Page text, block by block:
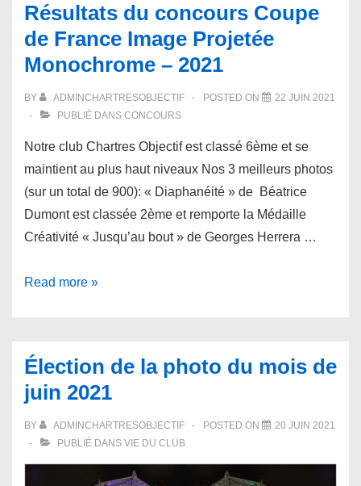
2
Papier
Monochrome
Résultats du concours Coupe
de France Image Projetée
Monochrome – 2021
BY ADMINCHARTRESOBJECTIF POSTED ON
22 JUIN 2021
PUBLIÉ DANS CONCOURS
Notre club Chartres Objectif est classé 6ème et se
maintient au plus haut niveaux Nos 3 meilleurs photos
(sur un total de 900): « Diaphanéité » de Béatrice
Dumont est classée 2ème et remporte la Médaille
Créativité « Jusqu’au bout » de Georges Herrera …
Résultats
de
France
Image
Projetée
Monochrome
Read more »
Élection de la photo du mois de
juin 2021
BY ADMINCHARTRESOBJECTIF POSTED ON
20 JUIN 2021
PUBLIÉ DANS VIE DU CLUB